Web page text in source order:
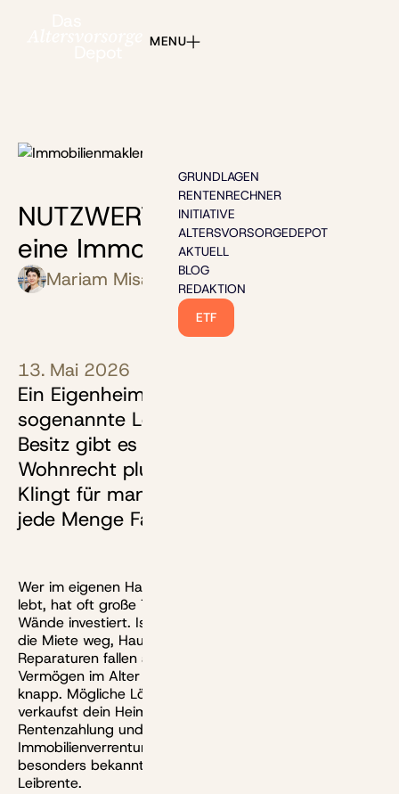
GRUNDLAGEN
RENTENRECHNER
INITIATIVE
ALTERSVORSORGEDEPOT
AKTUELL
BLOG
REDAKTION
ETF
MENU
NUTZWERT: Wie funktioniert
eine Immobilien-Leibrente?
Mariam Misakian Olaf Wittrock
Bild: Dorde - stock.adobe.com
13. Mai 2026
Ein Eigenheim lässt sich im Alter in eine
sogenannte Leibrente umwandeln. Statt
Besitz gibt es dann lebenslanges
Wohnrecht plus monatliche Rente.
Klingt für manche verlockend, hat aber
jede Menge Fallstricke.
Wer im eigenen Haus oder in einer Eigentumswohnung
lebt, hat oft große Teile seines Vermögens in die vier
Wände investiert. Ist die Immobilie abbezahlt, fällt zwar
die Miete weg, Hausgeld, laufende Betriebskosten und
Reparaturen fallen aber weiter an. Dann ist das
Vermögen im Alter mitunter groß, die Liquidität aber
knapp. Mögliche Lösung für dieses Problem: Du
verkaufst dein Heim gegen eine monatliche
Rentenzahlung und ein Wohnrecht:
Immobilienverrentung heißt dieses Modell, und eine
besonders bekannte Variante davon ist die sogenannte
Leibrente.